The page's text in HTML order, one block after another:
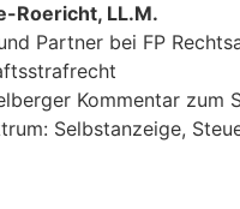
Roericht, LL.M.
Partner bei FP
Kommentar zum
Selbstanzeige,